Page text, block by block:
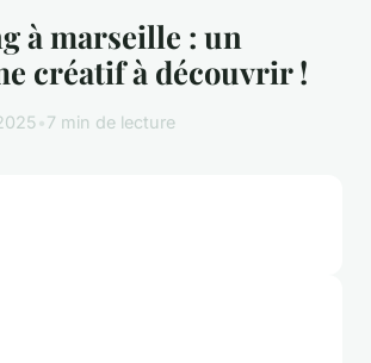
à marseille : un
créatif à découvrir !
•7 min de lecture